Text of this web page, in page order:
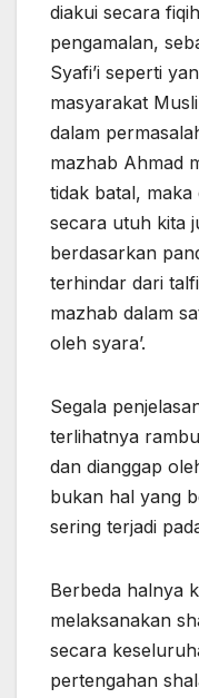
diakui secara
pengamalan,
Syafi’i seperti
masyarakat
dalam
mazhab Ahmad
tidak batal,
secara utuh kita
berdasarkan
terhindar dari
mazhab dalam
oleh syara’.
Segala
terlihatnya
dan dianggap
bukan hal yang
sering terjadi
Berbeda halnya
melaksanakan
secara
pertengahan